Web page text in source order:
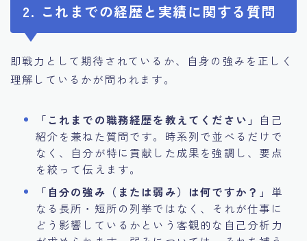
2. これまでの経歴と実績に関する質問
即戦力として期待されているか、自身の強みを正しく
理解しているかが問われます。
「これまでの職務経歴を教えてください」
自己
紹介を兼ねた質問です。時系列で並べるだけで
なく、自分が特に貢献した成果を強調し、要点
を絞って伝えます。
「自分の強み（または弱み）は何ですか？」 単
なる長所・短所の列挙ではなく、それが仕事に
どう影響しているかという客観的な自己分析力